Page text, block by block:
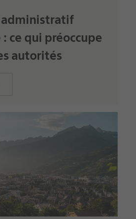
administratif
ce qui préoccupe
autorités